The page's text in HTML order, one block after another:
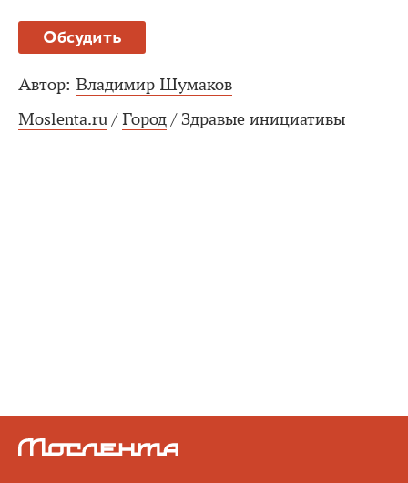
Обсудить
Автор: Владимир Шумаков
Moslenta.ru / Город / Здравые инициативы